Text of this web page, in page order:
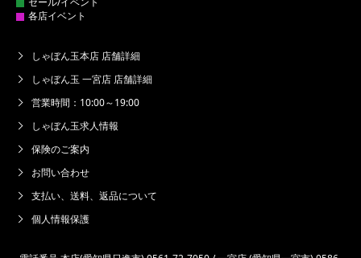
しゃぼん玉本店 店舗詳細
しゃぼん玉 一宮店 店舗詳細
営業時間：10:00～19:00
しゃぼん玉求人情報
保険のご案内
お問い合わせ
支払い、送料、返品について
個人情報保護